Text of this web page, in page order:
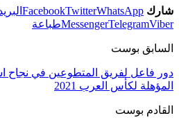
شارك FacebookTwitterWhatsApp
MessengerTelegramViber طباعة
السابق بوست
دور فاعل لفريق المتطوعين في نجاح
المؤهلة لكأس العرب 2021
القادم بوست